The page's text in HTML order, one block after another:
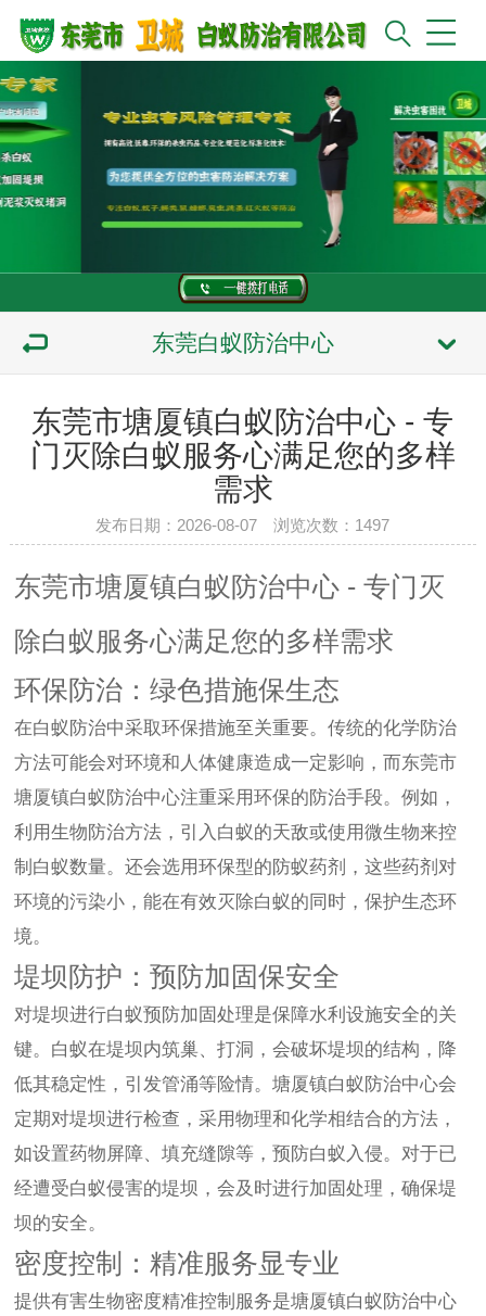
东莞白蚁防治中心
东莞市塘厦镇白蚁防治中心 - 专
门灭除白蚁服务心满足您的多样
需求
发布日期：2026-08-07 浏览次数： 1497
东莞市塘厦镇白蚁防治中心 - 专门灭
除白蚁服务心满足您的多样需求
环保防治：绿色措施保生态
在白蚁防治中采取环保措施至关重要。传统的化学防治
方法可能会对环境和人体健康造成一定影响，而东莞市
塘厦镇白蚁防治中心注重采用环保的防治手段。例如，
利用生物防治方法，引入白蚁的天敌或使用微生物来控
制白蚁数量。还会选用环保型的防蚁药剂，这些药剂对
环境的污染小，能在有效灭除白蚁的同时，保护生态环
境。
堤坝防护：预防加固保安全
对堤坝进行白蚁预防加固处理是保障水利设施安全的关
键。白蚁在堤坝内筑巢、打洞，会破坏堤坝的结构，降
低其稳定性，引发管涌等险情。塘厦镇白蚁防治中心会
定期对堤坝进行检查，采用物理和化学相结合的方法，
如设置药物屏障、填充缝隙等，预防白蚁入侵。对于已
经遭受白蚁侵害的堤坝，会及时进行加固处理，确保堤
坝的安全。
密度控制：精准服务显专业
提供有害生物密度精准控制服务是塘厦镇白蚁防治中心